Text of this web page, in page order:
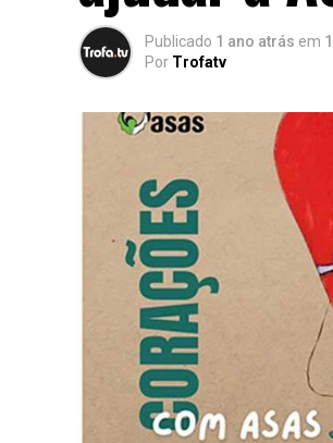
Publicado 1 ano atrás em
Por Trofatv